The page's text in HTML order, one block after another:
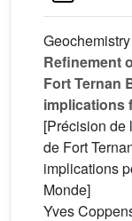
Refinement
Fort Ternan
implications
[Précision de
de Fort
implications
Monde]
Yves